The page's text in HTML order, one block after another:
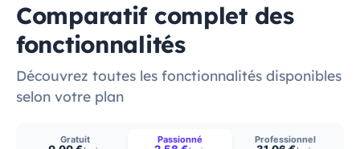
Comparatif complet des
fonctionnalités
Découvrez toutes les fonctionnalités disponibles
selon votre plan
Gratuit Passionné Professionnel